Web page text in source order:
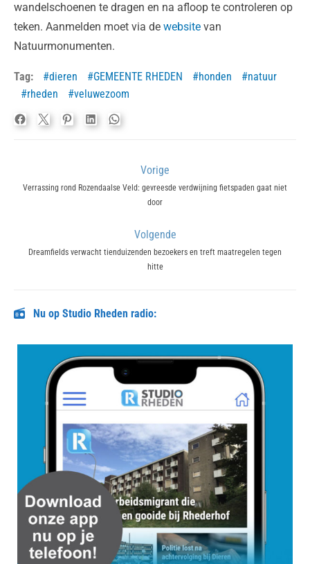
wandelschoenen te dragen en na afloop te controleren op
teken. Aanmelden moet via de website van
Natuurmonumenten.
Tag: dieren GEMEENTE RHEDEN honden
natuur
rheden
veluwezoom
navigatie
Vorige
Previous
Verrassing rond Rozendaalse Veld: gevreesde verdwijning fietspaden gaat niet
door
Volgende
Next
Dreamfields verwacht tienduizenden bezoekers en treft maatregelen tegen
hitte
Nu op Studio Rheden radio: